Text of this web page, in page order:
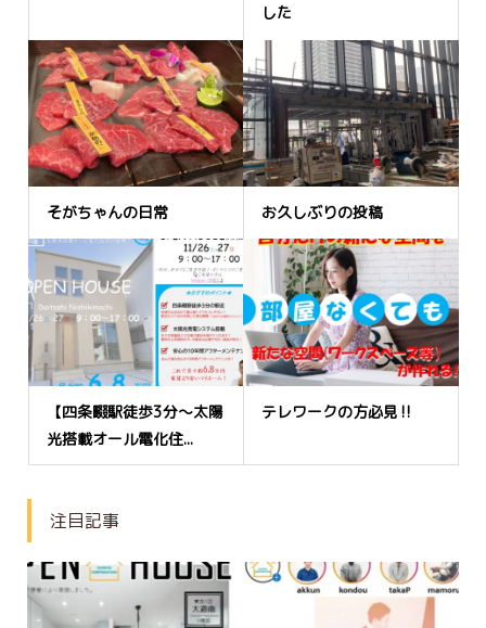
した
そがちゃんの日常 お久しぶりの投稿
【四条畷駅徒歩3分～太陽
光搭載オール電化住...
テレワークの方必見‼
注目記事